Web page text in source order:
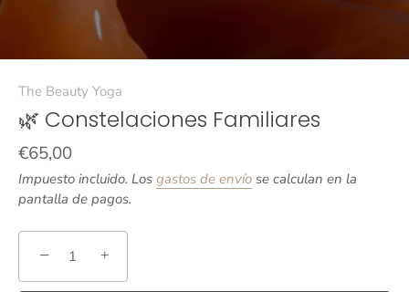
The Beauty Yoga
🌿 Constelaciones Familiares
€65,00
Impuesto incluido. Los gastos de envío se calculan en la
pantalla de pagos.
− +